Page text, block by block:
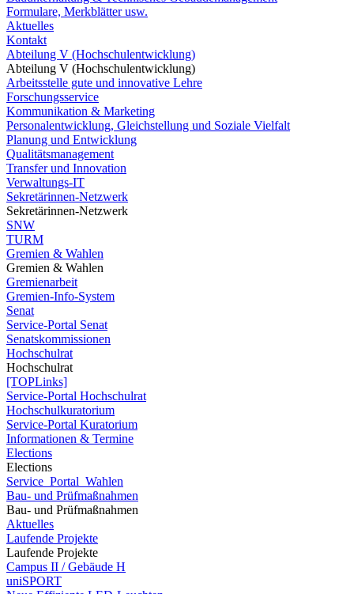
Formulare, Merkblätter usw.
Aktuelles
Kontakt
Abteilung V (Hochschulentwicklung)
Abteilung V (Hochschulentwicklung)
Arbeitsstelle gute und innovative Lehre
Forschungsservice
Kommunikation & Marketing
Personalentwicklung, Gleichstellung und Soziale Vielfalt
Planung und Entwicklung
Qualitätsmanagement
Transfer und Innovation
Verwaltungs-IT
Sekretärinnen-Netzwerk
Sekretärinnen-Netzwerk
SNW
TURM
Gremien & Wahlen
Gremien & Wahlen
Gremienarbeit
Gremien-Info-System
Senat
Service-Portal Senat
Senatskommissionen
Hochschulrat
Hochschulrat
[TOPLinks]
Service-Portal Hochschulrat
Hochschulkuratorium
Service-Portal Kuratorium
Informationen & Termine
Elections
Elections
Service_Portal_Wahlen
Bau- und Prüfmaßnahmen
Bau- und Prüfmaßnahmen
Aktuelles
Laufende Projekte
Laufende Projekte
Campus II / Gebäude H
uniSPORT